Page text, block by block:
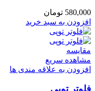
580,000 تومان
افزودن به سبد خرید
مقایسه
مشاهده سریع
افزودن به علاقه مندی ها
فلوتر توپی